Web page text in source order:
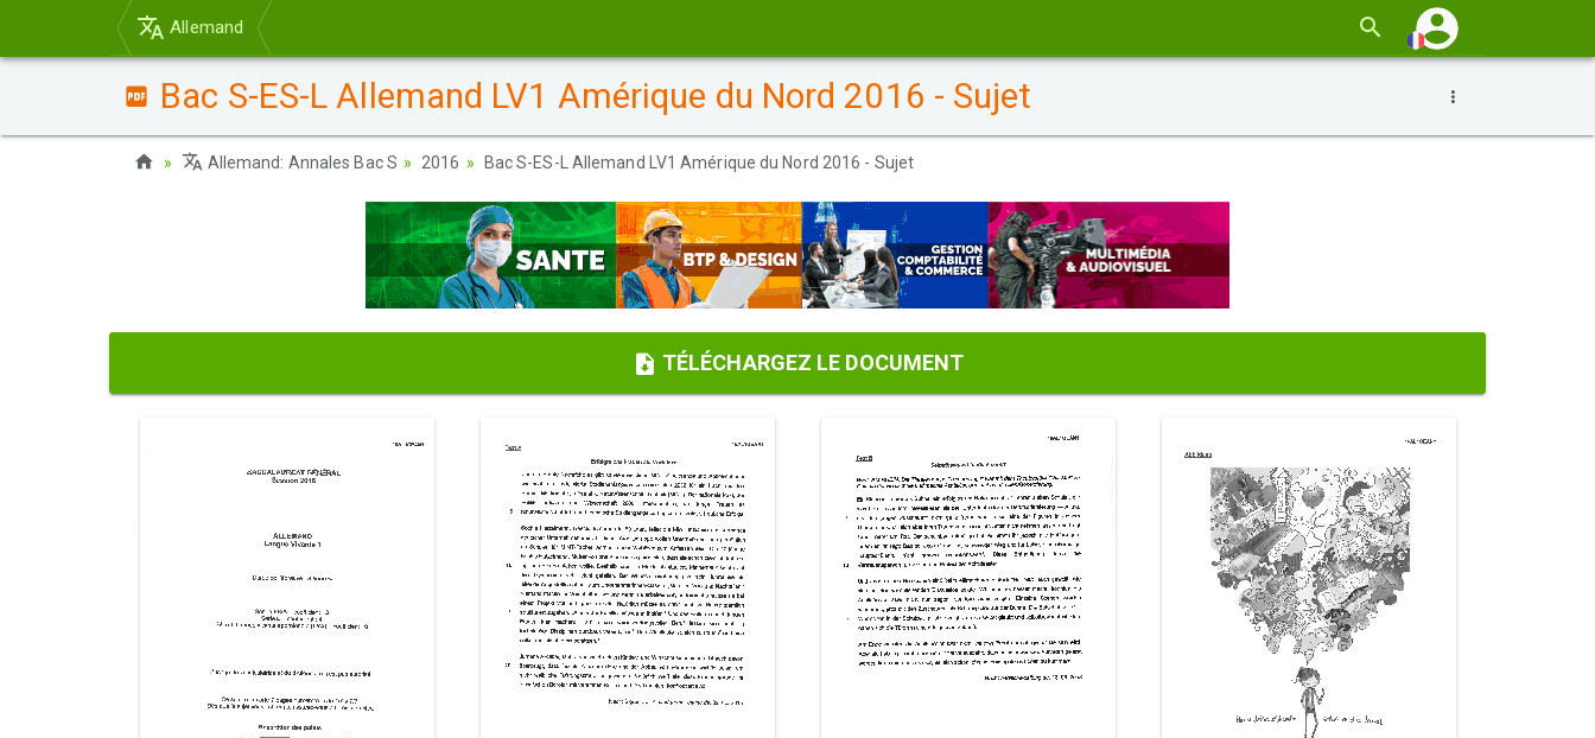
Allemand
Bac S-ES-L Allemand LV1 Amérique du Nord 2016 - Sujet
Allemand: Annales Bac S 2016 Bac S-ES-L Allemand LV1 Amérique du Nord 2016 - Sujet
TÉLÉCHARGEZ LE DOCUMENT